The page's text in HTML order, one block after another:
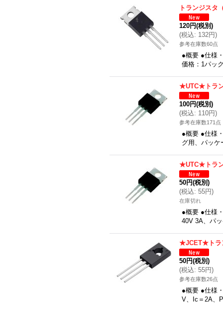
トランジスタ
120円(税別)
(税込: 132円)
参考在庫数60点
●概要 ●仕様
価格：1パッ
★UTC★トラ
100円(税別)
(税込: 110円)
参考在庫数171点
●概要 ●仕様
グ用、パッケ
★UTC★トラ
50円(税別)
(税込: 55円)
在庫切れ
●概要 ●仕様
40V 3A、パ
★JCET★トラ
50円(税別)
(税込: 55円)
参考在庫数26点
●概要 ●仕様
V、Ic＝2A、